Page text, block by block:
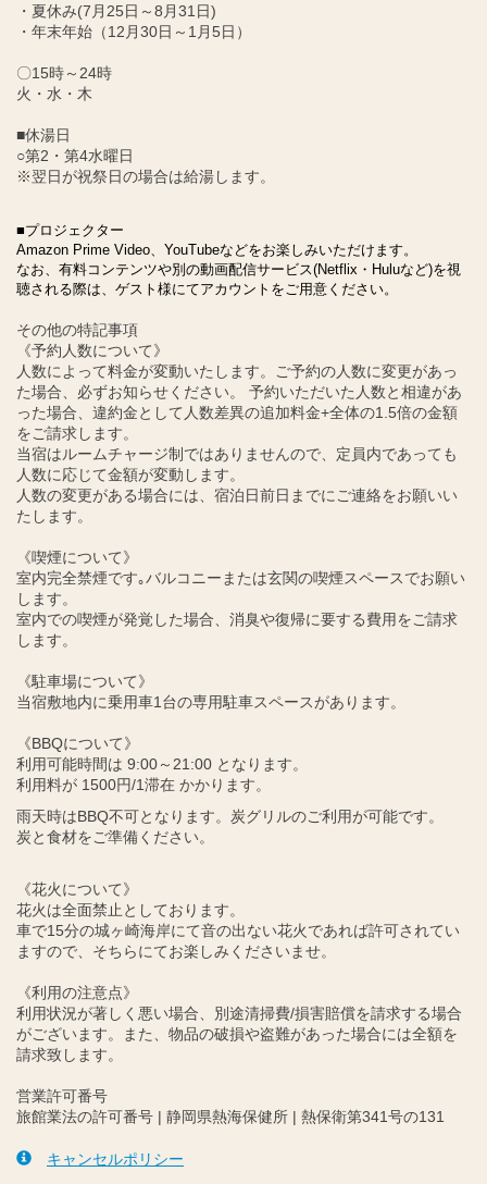
・夏休み(7月25日～8月31日)
・年末年始（12月30日～1月5日）
〇15時～24時
火・水・木
■休湯日
○第2・第4水曜日
※翌日が祝祭日の場合は給湯します。
■プロジェクター
Amazon Prime Video、YouTubeなどをお楽しみいただけます。
なお、有料コンテンツや別の動画配信サービス(Netflix・Huluなど)を視
聴される際は、ゲスト様にてアカウントをご用意ください。
その他の特記事項
《予約人数について》
人数によって料金が変動いたします。ご予約の人数に変更があっ
た場合、必ずお知らせください。 予約いただいた人数と相違があ
った場合、違約金として人数差異の追加料金+全体の1.5倍の金額
をご請求します。
当宿はルームチャージ制ではありませんので、定員内であっても
人数に応じて金額が変動します。
人数の変更がある場合には、宿泊日前日までにご連絡をお願いい
たします。
《喫煙について》
室内完全禁煙です｡バルコニーまたは玄関の喫煙スペースでお願い
します。
室内での喫煙が発覚した場合、消臭や復帰に要する費用をご請求
します。
《駐車場について》
当宿敷地内に乗用車1台の専用駐車スペースがあります。
《BBQについて》
利用可能時間は 9:00～21:00 となります。
利用料が 1500円/1滞在 かかります。
雨天時はBBQ不可となります。炭グリルのご利用が可能です。
炭と食材をご準備ください。
《花火について》
花火は全面禁止としております。
車で15分の城ヶ崎海岸にて音の出ない花火であれば許可されてい
ますので、そちらにてお楽しみくださいませ。
《利用の注意点》
利用状況が著しく悪い場合、別途清掃費/損害賠償を請求する場合
がございます。また、物品の破損や盗難があった場合には全額を
請求致します。
営業許可番号
旅館業法の許可番号 | 静岡県熱海保健所 | 熱保衛第341号の131
キャンセルポリシー